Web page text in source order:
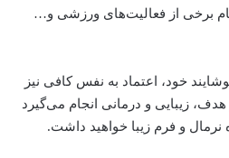
برخی از فعالیت‌های ورزشی و…
خود، اعتماد به نفس کافی نیز
هدف، زیبایی و درمانی انجام می‌گیرد
نرمال و فرم زیبا خواهید داشت.